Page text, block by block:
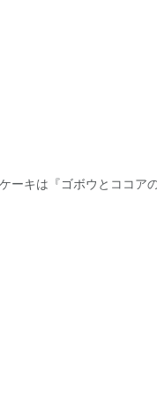
】オーガ
ァシオール」。福山市に
クコスメ・商品にこだわ
ーキは『ゴボウとココア